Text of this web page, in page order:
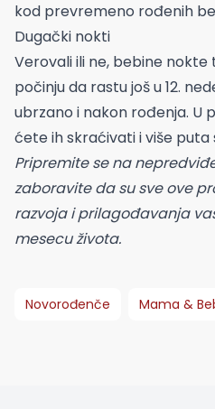
kod prevremeno rođenih
Dugački nokti
Verovali ili ne, bebine
počinju da rastu još u 12.
ubrzano i nakon rođenja. U
ćete ih skraćivati i više puta
Pripremite se na
zaboravite da su sve ove
razvoja i prilagođavanja
mesecu života.
Novorođenče Mama &